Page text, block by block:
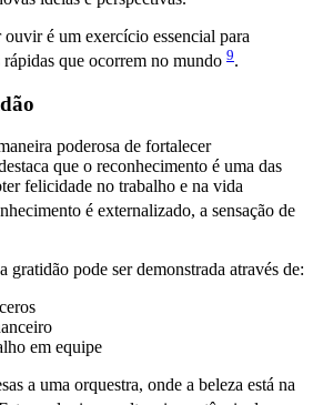
é um exercício essencial para
que ocorrem no mundo 9.
poderosa de fortalecer
que o reconhecimento é uma das
felicidade no trabalho e na vida
é externalizado, a sensação de
pode ser demonstrada através de:
em equipe
a uma orquestra, onde a beleza está na